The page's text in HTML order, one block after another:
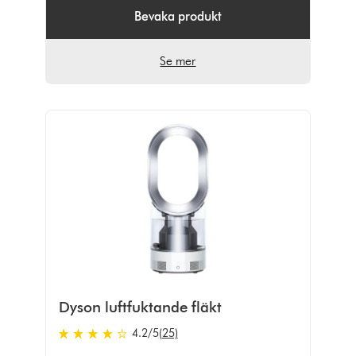
Bevaka produkt
Se mer
Dyson luftfuktande fläkt
4.2
4.2/5(25)